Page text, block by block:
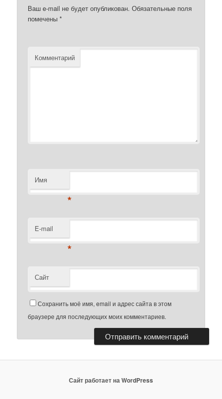
Ваш e-mail не будет опубликован. Обязательные поля
помечены*
Комментарий
Имя
*
E-mail
*
Сайт
Сохранить моё имя, email и адрес сайта в этом
браузере для последующих моих комментариев.
Сайт работает на WordPress